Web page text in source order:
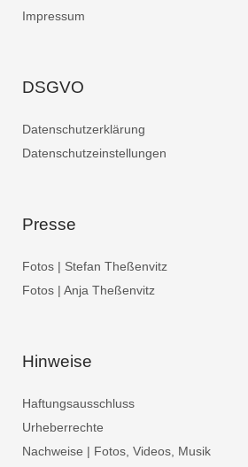
Impressum
DSGVO
Datenschutzerklärung
Datenschutzeinstellungen
Presse
Fotos | Stefan Theßenvitz
Fotos | Anja Theßenvitz
Hinweise
Haftungsausschluss
Urheberrechte
Nachweise | Fotos, Videos, Musik